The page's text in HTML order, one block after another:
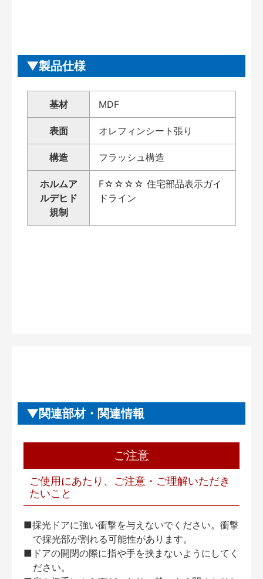
製品仕様
基材 MDF
表面 オレフィンシート張り
構造 フラッシュ構造
ホルムア
ルデヒド
規制
F☆☆☆☆ 住宅部品表示ガイ
ドライン
関連部材・関連情報
ご注意
ご使用にあたり、ご注意・ご理解いただき
たいこと
■採光ドアに強い衝撃を与えないでください。衝撃
で採光部が割れる可能性があります。
■ドアの開閉の際に指や手を挟まないようにしてく
ださい。